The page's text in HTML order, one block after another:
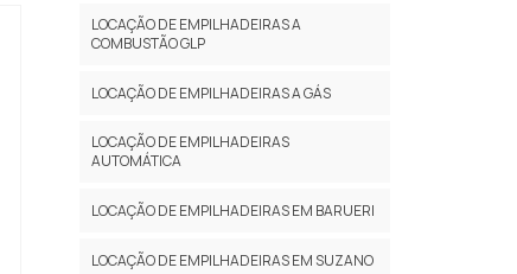
LOCAÇÃO DE EMPILHADEIRAS A
COMBUSTÃO GLP
LOCAÇÃO DE EMPILHADEIRAS A GÁS
LOCAÇÃO DE EMPILHADEIRAS
AUTOMÁTICA
LOCAÇÃO DE EMPILHADEIRAS EM BARUERI
LOCAÇÃO DE EMPILHADEIRAS EM SUZANO